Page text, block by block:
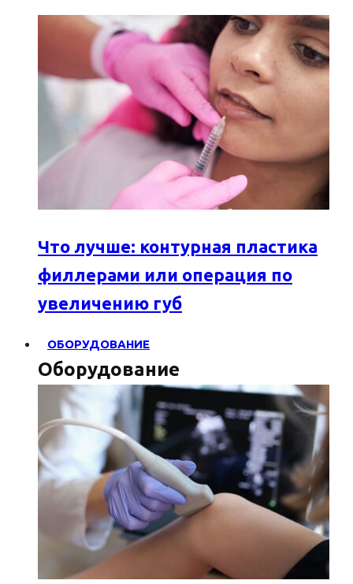
Что лучше: контурная пластика
филлерами или операция по
увеличению губ
ОБОРУДОВАНИЕ
Оборудование